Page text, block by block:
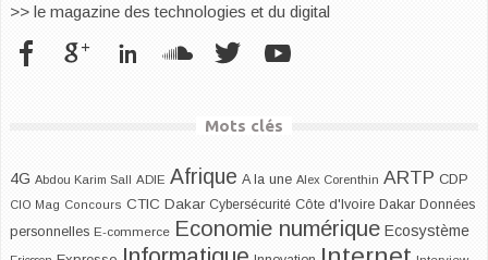
>> le magazine des technologies et du digital
Mots clés
4G Abdou Karim Sall ADIE Afrique A la une Alex Corenthin ARTP CDP
CIO Mag Concours CTIC Dakar Cybersécurité Côte d'Ivoire Dakar Données
personnelles E-commerce Economie numérique Ecosystème